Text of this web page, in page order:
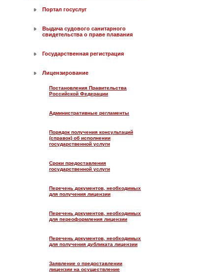
Портал госуслуг
Выдача судового санитарного
свидетельства о праве плавания
Государственная регистрация
Лицензирование
Постановления Правительства
Российской Федерации
Административные регламенты
Порядок получения консультаций
(справок) об исполнении
государственной услуги
Сроки предоставления
государственной услуги
Перечень документов, необходимых
для получения лицензии
Перечень документов, необходимых
для переоформления лицензии
Перечень документов, необходимых
для получения дубликата лицензии
Заявление о предоставлении
лицензии на осуществление